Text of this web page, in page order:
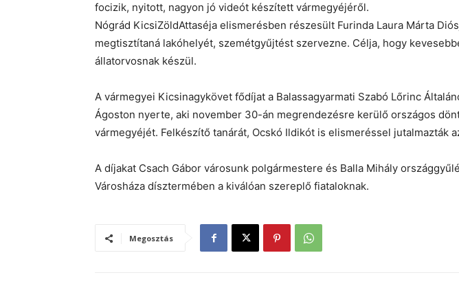
focizik, nyitott, nagyon jó videót készített vármegyéjéről.
Nógrád KicsiZöldAttaséja elismerésben részesült Furinda Laura Márta
megtisztítaná lakóhelyét, szemétgyűjtést szervezne. Célja, hogy
állatorvosnak készül.
A vármegyei Kicsinagykövet fődíjat a Balassagyarmati Szabó Lőrinc
Ágoston nyerte, aki november 30-án megrendezésre kerülő országos
vármegyéjét. Felkészítő tanárát, Ocskó Ildikót is elismeréssel jutalmazták
A díjakat Csach Gábor városunk polgármestere és Balla Mihály
Városháza dísztermében a kiválóan szereplő fiataloknak.
Megosztás